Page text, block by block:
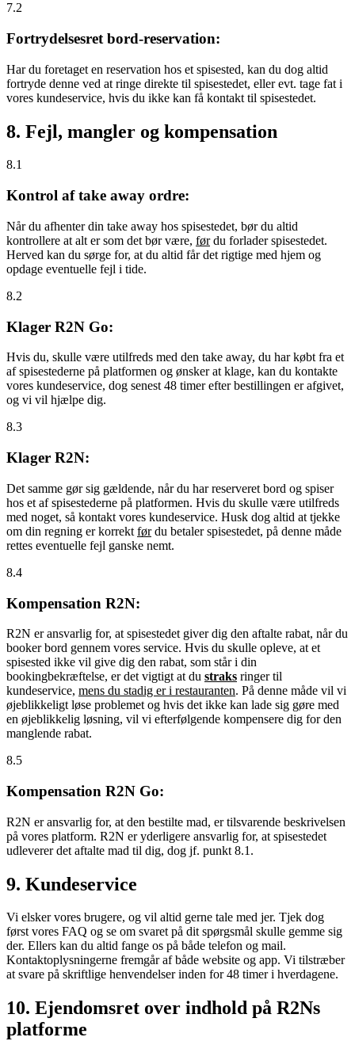
7.2
Fortrydelsesret bord-reservation:
Har du foretaget en reservation hos et spisested, kan du dog altid
fortryde denne ved at ringe direkte til spisestedet, eller evt. tage fat i
vores kundeservice, hvis du ikke kan få kontakt til spisestedet.
8. Fejl, mangler og kompensation
8.1
Kontrol af take away ordre:
Når du afhenter din take away hos spisestedet, bør du altid
kontrollere at alt er som det bør være, førdu forlader spisestedet.
Herved kan du sørge for, at du altid får det rigtige med hjem og
opdage eventuelle fejl i tide.
8.2
Klager R2N Go:
Hvis du, skulle være utilfreds med den take away, du har købt fra et
af spisestederne på platformen og ønsker at klage, kan du kontakte
vores kundeservice, dog senest 48 timer efter bestillingen er afgivet,
og vi vil hjælpe dig.
8.3
Klager R2N:
Det samme gør sig gældende, når du har reserveret bord og spiser
hos et af spisestederne på platformen. Hvis du skulle være utilfreds
med noget, så kontakt vores kundeservice. Husk dog altid at tjekke
om din regning er korrekt førdu betaler spisestedet, på denne måde
rettes eventuelle fejl ganske nemt.
8.4
Kompensation R2N:
R2N er ansvarlig for, at spisestedet giver dig den aftalte rabat, når du
booker bord gennem vores service. Hvis du skulle opleve, at et
spisested ikke vil give dig den rabat, som står i din
bookingbekræftelse, er det vigtigt at du straks ringer til
kundeservice, mens du stadig er i restauranten. På denne måde vil vi
øjeblikkeligt løse problemet og hvis det ikke kan lade sig gøre med
en øjeblikkelig løsning, vil vi efterfølgende kompensere dig for den
manglende rabat.
8.5
Kompensation R2N Go:
R2N er ansvarlig for, at den bestilte mad, er tilsvarende beskrivelsen
på vores platform. R2N er yderligere ansvarlig for, at spisestedet
udleverer det aftalte mad til dig, dog jf. punkt 8.1.
9. Kundeservice
Vi elsker vores brugere, og vil altid gerne tale med jer. Tjek dog
først vores FAQ og se om svaret på dit spørgsmål skulle gemme sig
der. Ellers kan du altid fange os på både telefon og mail.
Kontaktoplysningerne fremgår af både website og app. Vi tilstræber
at svare på skriftlige henvendelser inden for 48 timer i hverdagene.
10. Ejendomsret over indhold på R2Ns
platforme